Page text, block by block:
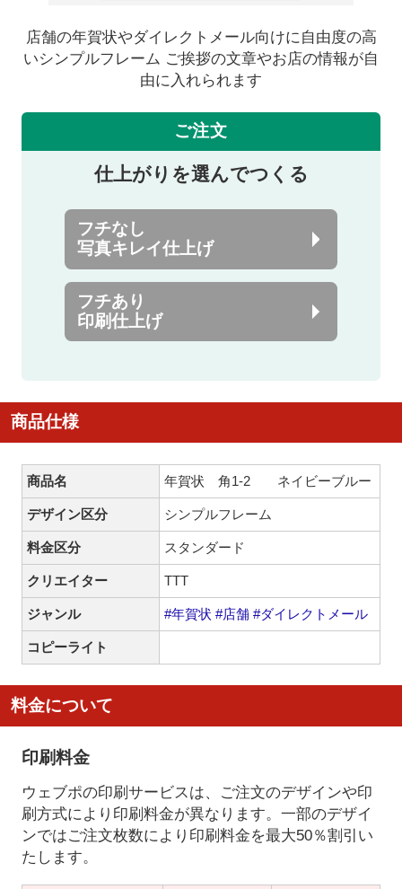
店舗の年賀状やダイレクトメール向けに自由度の高
いシンプルフレーム ご挨拶の文章やお店の情報が自
由に入れられます
ご注文
仕上がりを選んでつくる
フチなし
写真キレイ仕上げ
フチあり
印刷仕上げ
商品仕様
商品名 年賀状 角1-2 ネイビーブルー
デザイン区分 シンプルフレーム
料金区分 スタンダード
クリエイター TTT
ジャンル #年賀状 #店舗 #ダイレクトメール
コピーライト
料金について
印刷料金
ウェブポの印刷サービスは、ご注文のデザインや印
刷方式により印刷料金が異なります。一部のデザイ
ンではご注文枚数により印刷料金を最大50％割引い
たします。